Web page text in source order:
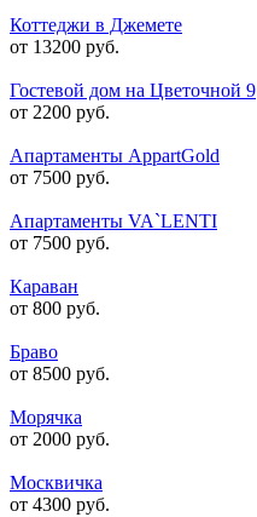
Коттеджи в Джемете
от 13200 руб.
Гостевой дом на Цветочной 9
от 2200 руб.
Апартаменты AppartGold
от 7500 руб.
Апартаменты VA`LENTI
от 7500 руб.
Караван
от 800 руб.
Браво
от 8500 руб.
Морячка
от 2000 руб.
Москвичка
от 4300 руб.